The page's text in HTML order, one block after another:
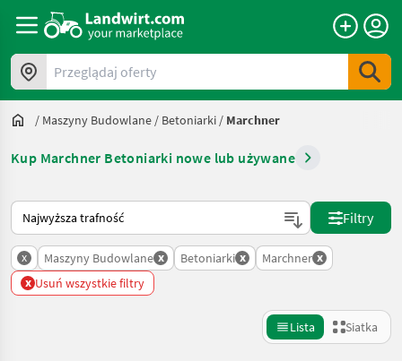
Przeglądaj oferty
/ Maszyny Budowlane / Betoniarki / Marchner
Kup Marchner Betoniarki nowe lub używane
Tak sortuje się na Landwirt.com
Filtry
x Maszyny Budowlane x Betoniarki x Marchner x
x Usuń wszystkie filtry
Lista Siatka